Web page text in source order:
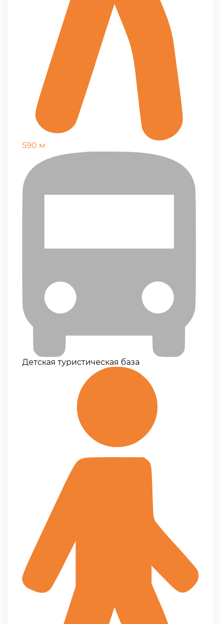
590 м
Детская туристическая база